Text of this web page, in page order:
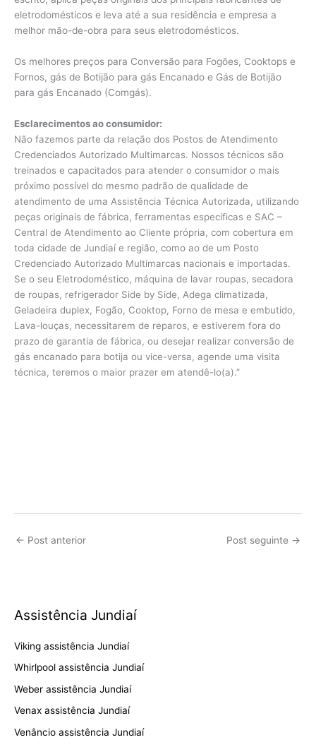
eletrodomésticos e leva até a sua residência e empresa a
melhor mão-de-obra para seus eletrodomésticos.
Os melhores preços para Conversão para Fogões, Cooktops e
Fornos, gás de Botijão para gás Encanado e Gás de Botijão
para gás Encanado (Comgás).
Esclarecimentos ao consumidor:
Não fazemos parte da relação dos Postos de Atendimento
Credenciados Autorizado Multimarcas. Nossos técnicos são
treinados e capacitados para atender o consumidor o mais
próximo possível do mesmo padrão de qualidade de
atendimento de uma Assistência Técnica Autorizada, utilizando
peças originais de fábrica, ferramentas especificas e SAC –
Central de Atendimento ao Cliente própria, com cobertura em
toda cidade de Jundiaí e região, como ao de um Posto
Credenciado Autorizado Multimarcas nacionais e importadas.
Se o seu Eletrodoméstico, máquina de lavar roupas, secadora
de roupas, refrigerador Side by Side, Adega climatizada,
Geladeira duplex, Fogão, Cooktop, Forno de mesa e embutido,
Lava-louças, necessitarem de reparos, e estiverem fora do
prazo de garantia de fábrica, ou desejar realizar conversão de
gás encanado para botija ou vice-versa, agende uma visita
técnica, teremos o maior prazer em atendê-lo(a).”
← Post anterior Post seguinte →
Assistência Jundiaí
Viking assistência Jundiaí
Whirlpool assistência Jundiaí
Weber assistência Jundiaí
Venax assistência Jundiaí
Venâncio assistência Jundiaí